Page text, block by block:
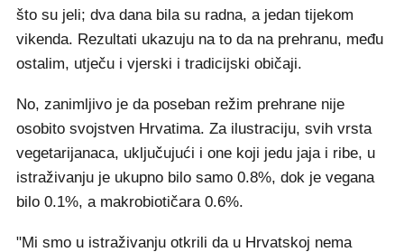
što su jeli; dva dana bila su radna, a jedan tijekom
vikenda. Rezultati ukazuju na to da na prehranu, među
ostalim, utječu i vjerski i tradicijski običaji.
No, zanimljivo je da poseban režim prehrane nije
osobito svojstven Hrvatima. Za ilustraciju, svih vrsta
vegetarijanaca, uključujući i one koji jedu jaja i ribe, u
istraživanju je ukupno bilo samo 0.8%, dok je vegana
bilo 0.1%, a makrobiotičara 0.6%.
"Mi smo u istraživanju otkrili da u Hrvatskoj nema